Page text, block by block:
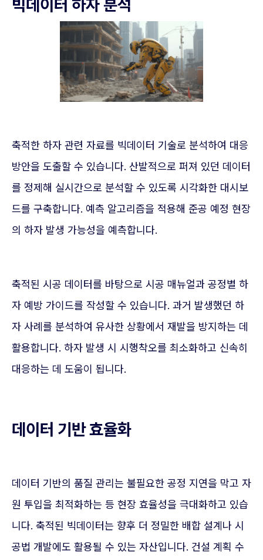
빅데이터 하자 분석
축적한 하자 관련 자료를 빅데이터 기술로 분석하여 대응
방안을 도출할 수 있습니다. 산발적으로 퍼져 있던 데이터
를 정제해 실시간으로 분석할 수 있도록 시각화한 대시보
드를 구축합니다. 예측 알고리즘을 적용해 준공 예정 현장
의 하자 발생 가능성을 예측합니다.
축적된 시공 데이터를 바탕으로 시공 매뉴얼과 공정별 하
자 예방 가이드를 작성할 수 있습니다. 과거 발생했던 하
자 사례를 분석하여 유사한 상황에서 재발을 방지하는 데
활용합니다. 하자 발생 시 시행착오를 최소화하고 신속히
대응하는 데 도움이 됩니다.
데이터 기반 효율화
데이터 기반의 품질 관리는 불필요한 공정 지연을 막고 자
원 투입을 최적화하는 등 현장 효율성을 극대화하고 있습
니다. 축적된 빅데이터는 향후 더 정밀한 배합 설계나 시
공법 개발에도 활용될 수 있는 자산입니다. 건설 계획 수